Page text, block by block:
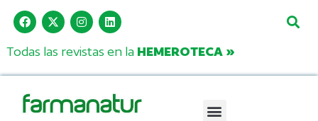
Todas las revistas en la HEMEROTECA »